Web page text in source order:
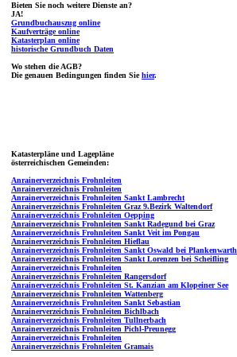
Bieten Sie noch weitere Dienste an?
JA!
Grundbuchauszug online
Kaufverträge online
Katasterplan online
historische Grundbuch Daten
Wo stehen die AGB?
Die genauen Bedingungen finden Siehier.
Katasterpläne und Lagepläne
österreichischen Gemeinden:
Anrainerverzeichnis Frohnleiten
Anrainerverzeichnis Frohnleiten
Anrainerverzeichnis Frohnleiten Sankt Lambrecht
Anrainerverzeichnis Frohnleiten Graz 9.Bezirk Waltendorf
Anrainerverzeichnis Frohnleiten Oepping
Anrainerverzeichnis Frohnleiten Sankt Radegund bei Graz
Anrainerverzeichnis Frohnleiten Sankt Veit im Pongau
Anrainerverzeichnis Frohnleiten Hieflau
Anrainerverzeichnis Frohnleiten Sankt Oswald bei Plankenwarth
Anrainerverzeichnis Frohnleiten Sankt Lorenzen bei Scheifling
Anrainerverzeichnis Frohnleiten
Anrainerverzeichnis Frohnleiten Rangersdorf
Anrainerverzeichnis Frohnleiten St. Kanzian am Klopeiner See
Anrainerverzeichnis Frohnleiten Wattenberg
Anrainerverzeichnis Frohnleiten Sankt Sebastian
Anrainerverzeichnis Frohnleiten Bichlbach
Anrainerverzeichnis Frohnleiten Tullnerbach
Anrainerverzeichnis Frohnleiten Pichl-Preunegg
Anrainerverzeichnis Frohnleiten
Anrainerverzeichnis Frohnleiten Gramais